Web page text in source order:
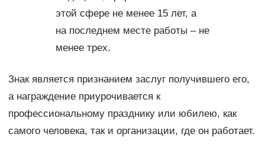
этой сфере не менее 15 лет, а
на последнем месте работы – не
менее трех.
Знак является признанием заслуг получившего его,
а награждение приурочивается к
профессиональному празднику или юбилею, как
самого человека, так и организации, где он работает.